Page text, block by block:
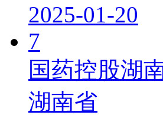
2025-01-20
7
国药控股湖
湖南省